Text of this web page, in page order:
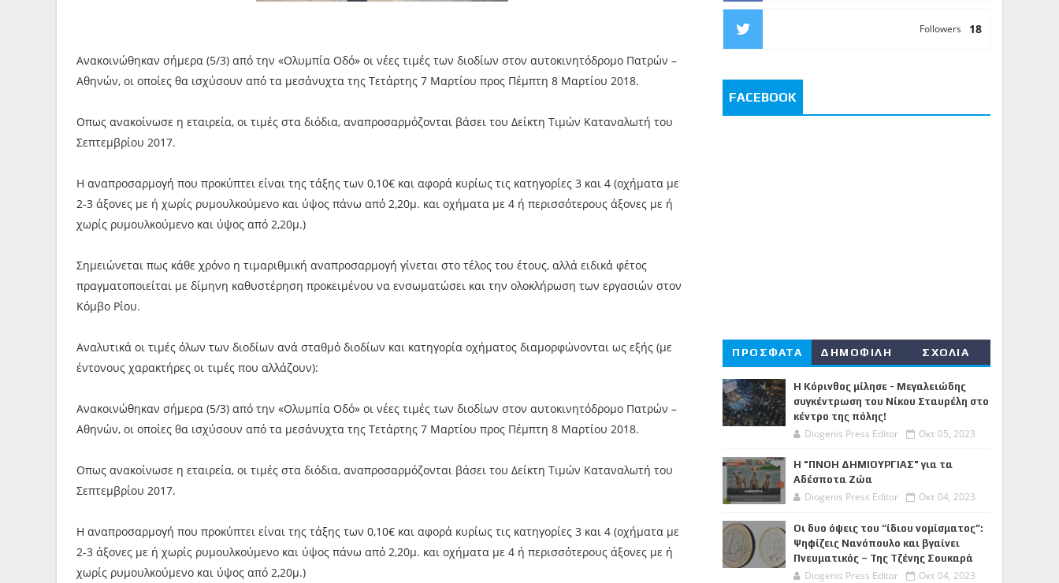
Ανακοινώθηκαν σήμερα (5/3) από την «Ολυμπία Οδό» οι νέες τιμές των διοδίων στον αυτοκινητόδρομο Πατρών –
Αθηνών, οι οποίες θα ισχύσουν από τα μεσάνυχτα της Τετάρτης 7 Μαρτίου προς Πέμπτη 8 Μαρτίου 2018.
Οπως ανακοίνωσε η εταιρεία, οι τιμές στα διόδια, αναπροσαρμόζονται βάσει του Δείκτη Τιμών Καταναλωτή του
Σεπτεμβρίου 2017.
Η αναπροσαρμογή που προκύπτει είναι της τάξης των 0,10€ και αφορά κυρίως τις κατηγορίες 3 και 4 (οχήματα με
2-3 άξονες με ή χωρίς ρυμουλκούμενο και ύψος πάνω από 2,20μ. και οχήματα με 4 ή περισσότερους άξονες με ή
χωρίς ρυμουλκούμενο και ύψος από 2,20μ.)
Σημειώνεται πως κάθε χρόνο η τιμαριθμική αναπροσαρμογή γίνεται στο τέλος του έτους, αλλά ειδικά φέτος
πραγματοποιείται με δίμηνη καθυστέρηση προκειμένου να ενσωματώσει και την ολοκλήρωση των εργασιών στον
Κόμβο Ρίου.
Αναλυτικά οι τιμές όλων των διοδίων ανά σταθμό διοδίων και κατηγορία οχήματος διαμορφώνονται ως εξής (με
έντονους χαρακτήρες οι τιμές που αλλάζουν):
Ανακοινώθηκαν σήμερα (5/3) από την «Ολυμπία Οδό» οι νέες τιμές των διοδίων στον αυτοκινητόδρομο Πατρών –
Αθηνών, οι οποίες θα ισχύσουν από τα μεσάνυχτα της Τετάρτης 7 Μαρτίου προς Πέμπτη 8 Μαρτίου 2018.
Οπως ανακοίνωσε η εταιρεία, οι τιμές στα διόδια, αναπροσαρμόζονται βάσει του Δείκτη Τιμών Καταναλωτή του
Σεπτεμβρίου 2017.
Η αναπροσαρμογή που προκύπτει είναι της τάξης των 0,10€ και αφορά κυρίως τις κατηγορίες 3 και 4 (οχήματα με
2-3 άξονες με ή χωρίς ρυμουλκούμενο και ύψος πάνω από 2,20μ. και οχήματα με 4 ή περισσότερους άξονες με ή
χωρίς ρυμουλκούμενο και ύψος από 2,20μ.)
18
Followers
FACEBOOK
ΠΡΟΣΦΑΤΑ ΔΗΜΟΦΙΛΗ ΣΧΟΛΙΑ
Η Κόρινθος μίλησε - Μεγαλειώδης
συγκέντρωση του Νίκου Σταυρέλη στο
κέντρο της πόλης!
Diogenis Press Editor Οκτ 05, 2023
Η "ΠΝΟΗ ΔΗΜΙΟΥΡΓΙΑΣ" για τα
Αδέσποτα Ζώα
Diogenis Press Editor Οκτ 04, 2023
Οι δυο όψεις του “ίδιου νομίσματος”:
Ψηφίζεις Νανόπουλο και βγαίνει
Πνευματικός – Της Τζένης Σουκαρά
Diogenis Press Editor Οκτ 04, 2023